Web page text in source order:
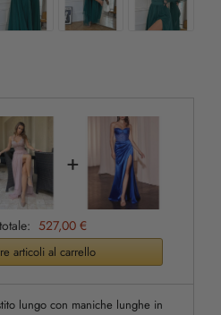
+
527,00 €
articoli al carrello
lungo con maniche lunghe in